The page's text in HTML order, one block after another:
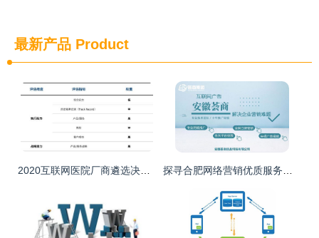
最新产品 Product